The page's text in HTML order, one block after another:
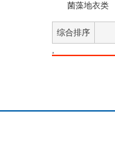
菌藻地衣类
综合排序
,